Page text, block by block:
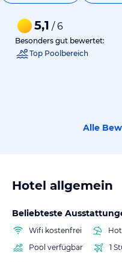
5,1 / 6
Besonders gut bewertet:
Top Poolbereich
Alle
Hotel allgemein
Beliebteste
Wifi kostenfrei
Pool verfügbar
1